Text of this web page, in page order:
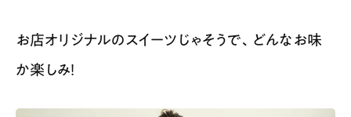
お店オリジナルのスイーツじゃそうで、どんなお味
か楽しみ！